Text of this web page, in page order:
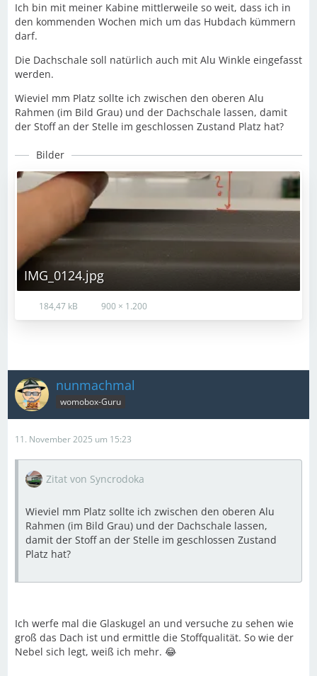
Ich bin mit meiner Kabine mittlerweile so weit, dass ich in
den kommenden Wochen mich um das Hubdach kümmern
darf.
Die Dachschale soll natürlich auch mit Alu Winkle eingefasst
werden.
Wieviel mm Platz sollte ich zwischen den oberen Alu
Rahmen (im Bild Grau) und der Dachschale lassen, damit
der Stoff an der Stelle im geschlossen Zustand Platz hat?
Bilder
IMG_0124.jpg
184,47 kB 900 × 1.200
nunmachmal
womobox-Guru
11. November 2025 um 15:23
Zitat von Syncrodoka
Wieviel mm Platz sollte ich zwischen den oberen Alu
Rahmen (im Bild Grau) und der Dachschale lassen,
damit der Stoff an der Stelle im geschlossen Zustand
Platz hat?
Ich werfe mal die Glaskugel an und versuche zu sehen wie
groß das Dach ist und ermittle die Stoffqualität. So wie der
Nebel sich legt, weiß ich mehr. 😂